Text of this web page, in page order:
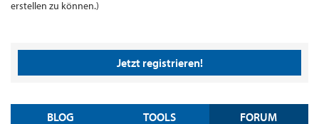
erstellen zu können.)
Jetzt registrieren!
BLOG TOOLS FORUM